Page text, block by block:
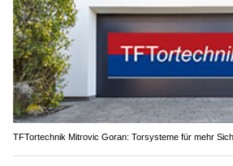
TFTortechnik Mitrovic Goran: Torsysteme für mehr